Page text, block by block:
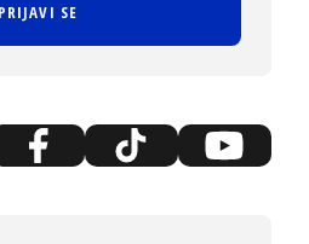
PRIJAVI SE